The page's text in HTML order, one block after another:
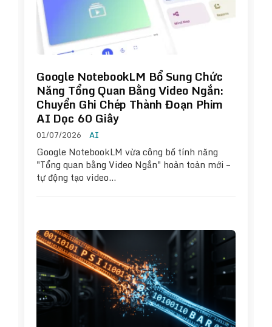
Google NotebookLM Bổ Sung Chức
Năng Tổng Quan Bằng Video Ngắn:
Chuyển Ghi Chép Thành Đoạn Phim
AI Dọc 60 Giây
01/07/2026 AI
Google NotebookLM vừa công bố tính năng
"Tổng quan bằng Video Ngắn" hoàn toàn mới –
tự động tạo video…